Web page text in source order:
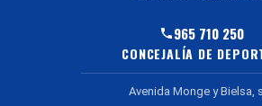
965 710 250
CONCEJALÍA DE
Avenida Monge y Bielsa,